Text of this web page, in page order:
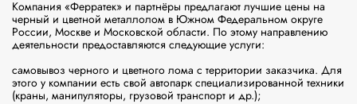
Компания «Ферратек» и партнёры предлагают лучшие цены на
черный и цветной металлолом в Южном Федеральном округе
России, Москве и Московской области. По этому направлению
деятельности предоставляются следующие услуги:
самовывоз черного и цветного лома с территории заказчика. Для
этого у компании есть свой автопарк специализированной техники
(краны, манипуляторы, грузовой транспорт и др.);